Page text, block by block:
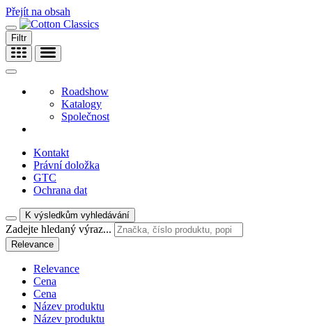
Přejít na obsah
Filtr
Roadshow
Katalogy
Společnost
Kontakt
Právní doložka
GTC
Ochrana dat
K výsledkům vyhledávání
Zadejte hledaný výraz...
Relevance
Relevance
Cena
Cena
Název produktu
Název produktu